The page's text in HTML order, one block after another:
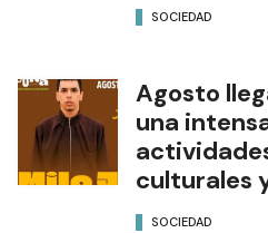
SOCIEDAD
Agosto
una
culturales
SOCIEDAD